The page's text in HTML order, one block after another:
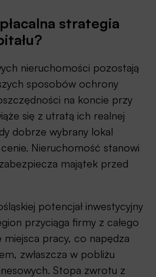
strategia
nieruchomości pozostają
sposobów ochrony
na koncie przy
się z utratą ich realnej
dobrze wybrany lokal
Nieruchomość stanowi
majątek przed
potencjał inwestycyjny
przyciąga firmy z całego
pracy, co napędza
zwłaszcza w pobliżu
Stopa zwrotu z